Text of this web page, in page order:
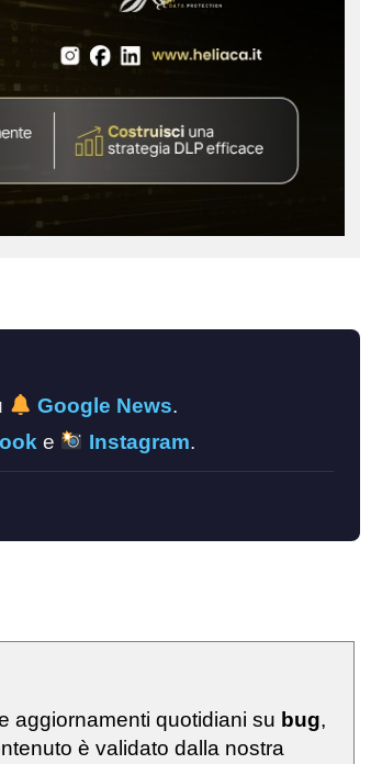
Google News.
e Instagram.
aggiornamenti quotidiani su bug,
è validato dalla nostra